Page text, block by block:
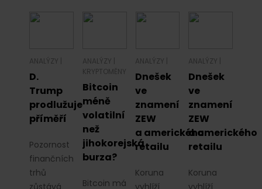
ANALÝZY
D.
Trump
prodlužuje
příměří
Pozornost
finančních
trhů
ANALÝZY
KRYPTOMĚNY
Bitcoin
méně
volatilní
než
jihokorejská
burza?
Bitcoin má
ANALÝZY
Dnešek
ve
znamení
ZEW
a amerického
retailu
Koruna
ANALÝZY
Dnešek
ve
znamení
ZEW
a amerického
retailu
Koruna